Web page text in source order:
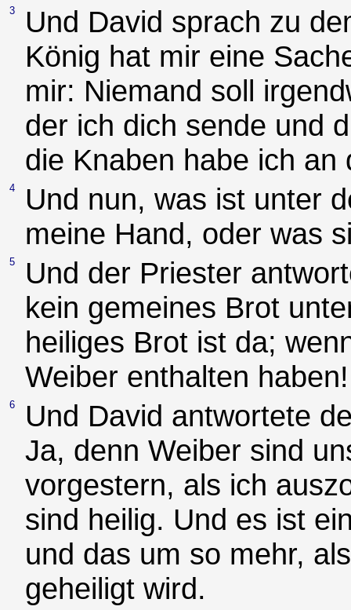
3
Und David sprach zu
König hat mir eine
mir: Niemand soll
der ich dich sende und
die Knaben habe ich
4
Und nun, was ist unter
meine Hand, oder was
5
Und der Priester
kein gemeines Brot
heiliges Brot ist da;
Weiber enthalten haben!
6
Und David antwortete
Ja, denn Weiber sind
vorgestern, als ich
sind heilig. Und es ist
und das um so mehr,
geheiligt wird.